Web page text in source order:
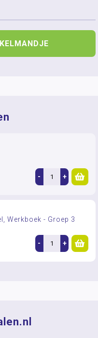
- +
Werkboek - Groep 3
- +